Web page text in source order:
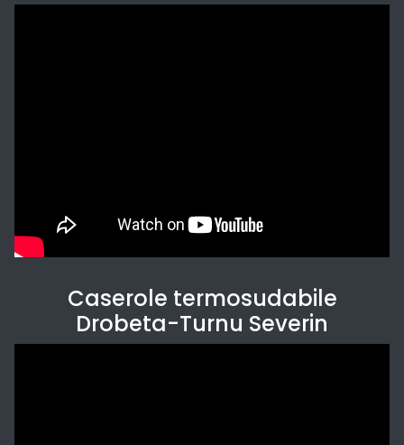
Caserole termosudabile
Drobeta-Turnu Severin